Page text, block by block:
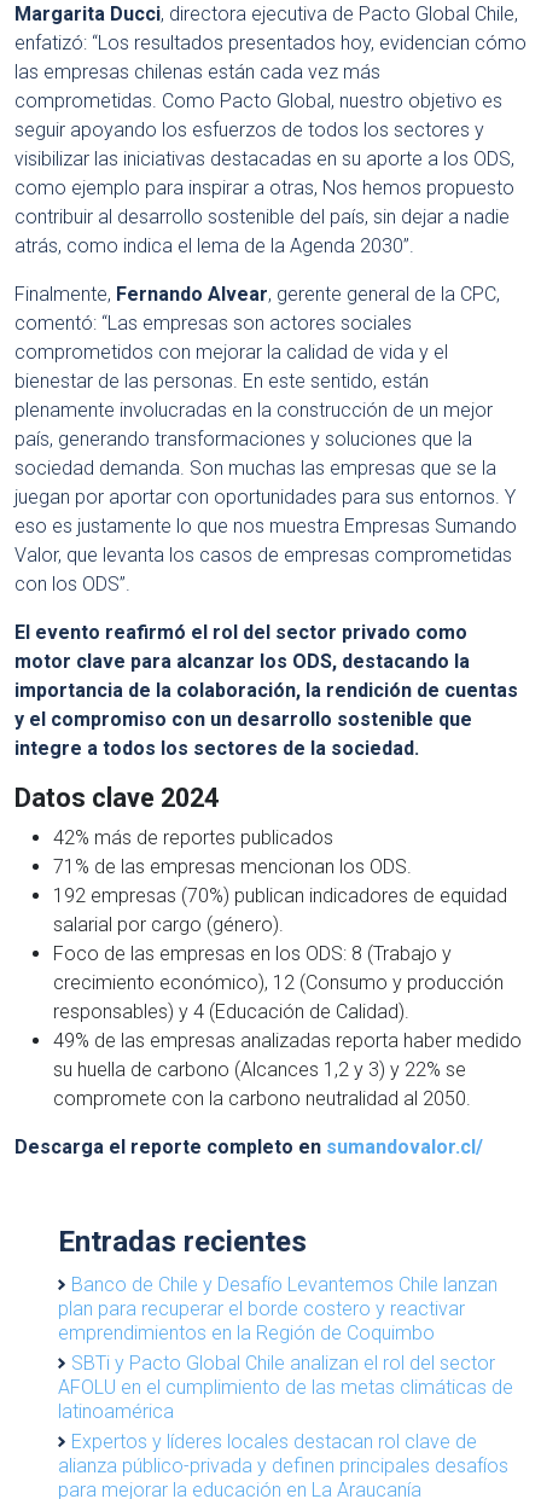
Margarita Ducci, directora ejecutiva de Pacto Global Chile,
enfatizó: “Los resultados presentados hoy, evidencian cómo
las empresas chilenas están cada vez más
comprometidas. Como Pacto Global, nuestro objetivo es
seguir apoyando los esfuerzos de todos los sectores y
visibilizar las iniciativas destacadas en su aporte a los ODS,
como ejemplo para inspirar a otras, Nos hemos propuesto
contribuir al desarrollo sostenible del país, sin dejar a nadie
atrás, como indica el lema de la Agenda 2030”.
Finalmente, Fernando Alvear, gerente general de la CPC,
comentó: “Las empresas son actores sociales
comprometidos con mejorar la calidad de vida y el
bienestar de las personas. En este sentido, están
plenamente involucradas en la construcción de un mejor
país, generando transformaciones y soluciones que la
sociedad demanda. Son muchas las empresas que se la
juegan por aportar con oportunidades para sus entornos. Y
eso es justamente lo que nos muestra Empresas Sumando
Valor, que levanta los casos de empresas comprometidas
con los ODS”.
El evento reafirmó el rol del sector privado como
motor clave para alcanzar los ODS, destacando la
importancia de la colaboración, la rendición de cuentas
y el compromiso con un desarrollo sostenible que
integre a todos los sectores de la sociedad.
Datos clave 2024
42% más de reportes publicados
71% de las empresas mencionan los ODS.
192 empresas (70%) publican indicadores de equidad
salarial por cargo (género).
Foco de las empresas en los ODS: 8 (Trabajo y
crecimiento económico), 12 (Consumo y producción
responsables) y 4 (Educación de Calidad).
49% de las empresas analizadas reporta haber medido
su huella de carbono (Alcances 1,2 y 3) y 22% se
compromete con la carbono neutralidad al 2050.
Descarga el reporte completo en sumandovalor.cl/
Entradas recientes
Banco de Chile y Desafío Levantemos Chile lanzan
plan para recuperar el borde costero y reactivar
emprendimientos en la Región de Coquimbo
SBTi y Pacto Global Chile analizan el rol del sector
AFOLU en el cumplimiento de las metas climáticas de
latinoamérica
Expertos y líderes locales destacan rol clave de
alianza público-privada y definen principales desafíos
para mejorar la educación en La Araucanía